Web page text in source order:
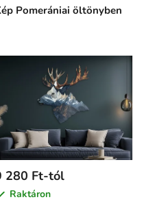
Pomerániai öltönyben
280 Ft-tól
Raktáron